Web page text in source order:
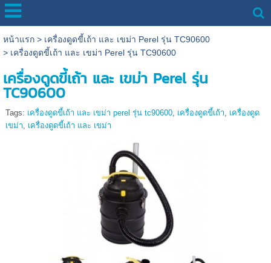
หน้าแรก> เครื่องดูดขี้เถ้า และ เขม่า Perel รุ่น TC90600
> เครื่องดูดขี้เถ้า และ เขม่า Perel รุ่น TC90600
เครื่องดูดขี้เถ้า และ เขม่า Perel รุ่น
TC90600
Tags: เครื่องดูดขี้เถ้า และ เขม่า perel รุ่น tc90600, เครื่องดูดขี้เถ้า, เครื่องดูด
เขม่า, เครื่องดูดขี้เถ้า และ เขม่า